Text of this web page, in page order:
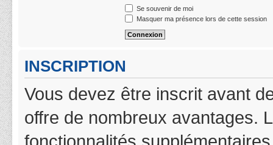
Se souvenir de moi
Masquer ma présence lors de cette session
INSCRIPTION
Vous devez être inscrit avant
offre de nombreux avantages.
fonctionnalités